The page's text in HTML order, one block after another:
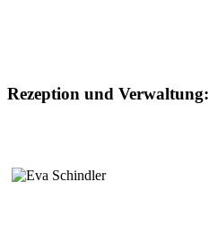
Rezeption und Verwaltung: